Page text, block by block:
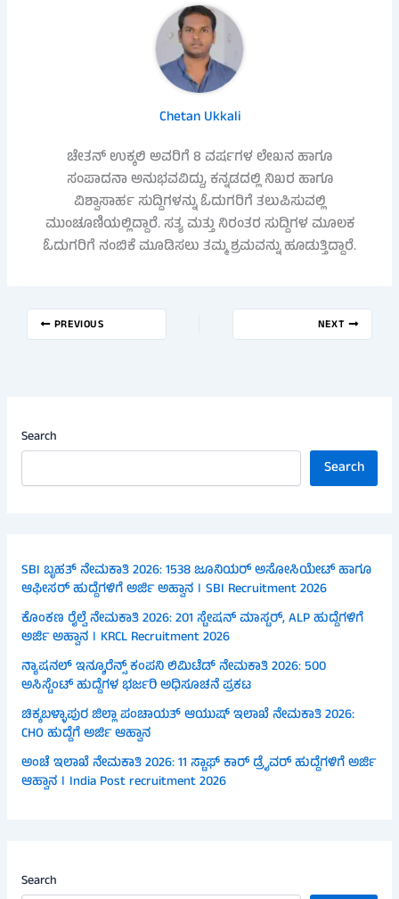
Chetan Ukkali
ಚೇತನ್ ಉಕ್ಕಲಿ ಅವರಿಗೆ 8 ವರ್ಷಗಳ ಲೇಖನ ಹಾಗೂ
ಸಂಪಾದನಾ ಅನುಭವವಿದ್ದು, ಕನ್ನಡದಲ್ಲಿ ನಿಖರ ಹಾಗೂ
ವಿಶ್ವಾಸಾರ್ಹ ಸುದ್ದಿಗಳನ್ನು ಓದುಗರಿಗೆ ತಲುಪಿಸುವಲ್ಲಿ
ಮುಂಚೂಣಿಯಲ್ಲಿದ್ದಾರೆ. ಸತ್ಯ ಮತ್ತು ನಿರಂತರ ಸುದ್ದಿಗಳ ಮೂಲಕ
ಓದುಗರಿಗೆ ನಂಬಿಕೆ ಮೂಡಿಸಲು ತಮ್ಮ ಶ್ರಮವನ್ನು ಹೂಡುತ್ತಿದ್ದಾರೆ.
PREVIOUS NEXT
Search
Search
SBI ಬೃಹತ್ ನೇಮಕಾತಿ 2026: 1538 ಜೂನಿಯರ್ ಅಸೋಸಿಯೇಟ್ ಹಾಗೂ
ಆಫೀಸರ್ ಹುದ್ದೆಗಳಿಗೆ ಅರ್ಜಿ ಅಹ್ವಾನ । SBI Recruitment 2026
ಕೊಂಕಣ ರೈಲ್ವೆ ನೇಮಕಾತಿ 2026: 201 ಸ್ಟೇಷನ್ ಮಾಸ್ಟರ್, ALP ಹುದ್ದೆಗಳಿಗೆ
ಅರ್ಜಿ ಅಹ್ವಾನ । KRCL Recruitment 2026
ನ್ಯಾಷನಲ್ ಇನ್ಶೂರೆನ್ಸ್ ಕಂಪನಿ ಲಿಮಿಟೆಡ್ ನೇಮಕಾತಿ 2026: 500
ಅಸಿಸ್ಟೆಂಟ್ ಹುದ್ದೆಗಳ ಭರ್ಜರಿ ಅಧಿಸೂಚನೆ ಪ್ರಕಟ
ಚಿಕ್ಕಬಳ್ಳಾಪುರ ಜಿಲ್ಲಾ ಪಂಚಾಯತ್ ಆಯುಷ್ ಇಲಾಖೆ ನೇಮಕಾತಿ 2026:
CHO ಹುದ್ದೆಗೆ ಅರ್ಜಿ ಆಹ್ವಾನ
ಅಂಚೆ ಇಲಾಖೆ ನೇಮಕಾತಿ 2026: 11 ಸ್ಟಾಫ್ ಕಾರ್ ಡ್ರೈವರ್ ಹುದ್ದೆಗಳಿಗೆ ಅರ್ಜಿ
ಆಹ್ವಾನ । India Post recruitment 2026
Search